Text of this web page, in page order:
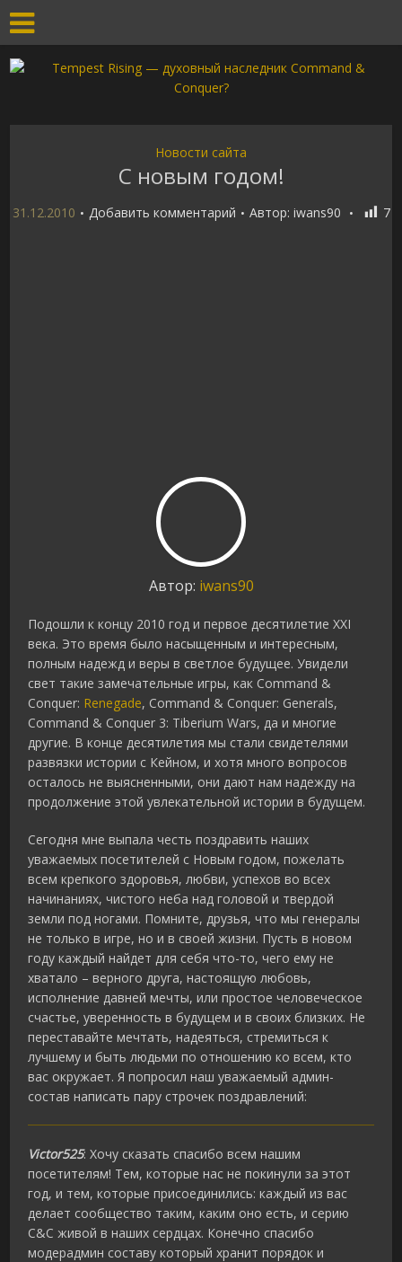
Новости сайта
С новым годом!
31.12.2010 Добавить комментарий Автор: iwans90 7
Автор: iwans90
Подошли к концу 2010 год и первое десятилетие XXI
века. Это время было насыщенным и интересным,
полным надежд и веры в светлое будущее. Увидели
свет такие замечательные игры, как Command &
Conquer: Renegade, Command & Conquer: Generals,
Command & Conquer 3: Tiberium Wars, да и многие
другие. В конце десятилетия мы стали свидетелями
развязки истории с Кейном, и хотя много вопросов
осталось не выясненными, они дают нам надежду на
продолжение этой увлекательной истории в будущем.
Сегодня мне выпала честь поздравить наших
уважаемых посетителей с Новым годом, пожелать
всем крепкого здоровья, любви, успехов во всех
начинаниях, чистого неба над головой и твердой
земли под ногами. Помните, друзья, что мы генералы
не только в игре, но и в своей жизни. Пусть в новом
году каждый найдет для себя что-то, чего ему не
хватало – верного друга, настоящую любовь,
исполнение давней мечты, или простое человеческое
счастье, уверенность в будущем и в своих близких. Не
переставайте мечтать, надеяться, стремиться к
лучшему и быть людьми по отношению ко всем, кто
вас окружает. Я попросил наш уважаемый админ-
состав написать пару строчек поздравлений:
Victor525: Хочу сказать спасибо всем нашим
посетителям! Тем, которые нас не покинули за этот
год, и тем, которые присоединились: каждый из вас
делает сообщество таким, каким оно есть, и серию
C&C живой в наших сердцах. Конечно спасибо
модерадмин составу который хранит порядок и